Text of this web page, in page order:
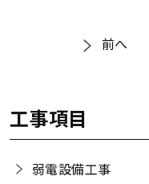
前へ
工事項目
弱電設備工事